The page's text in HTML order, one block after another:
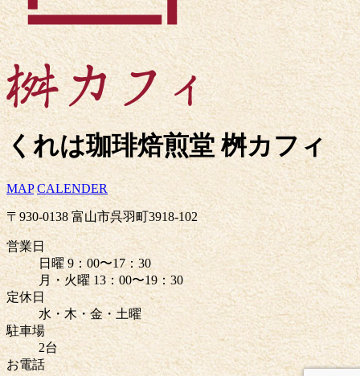
くれは珈琲焙煎堂 桝カフィ
MAP CALENDER
〒930-0138 富山市呉羽町3918-102
営業日
日曜 9：00〜17：30
月・火曜 13：00〜19：30
定休日
水・木・金・土曜
駐車場
2台
お電話